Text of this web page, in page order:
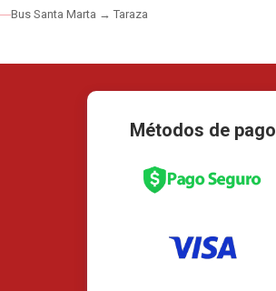
Bus Santa Marta → Taraza
Métodos de pago